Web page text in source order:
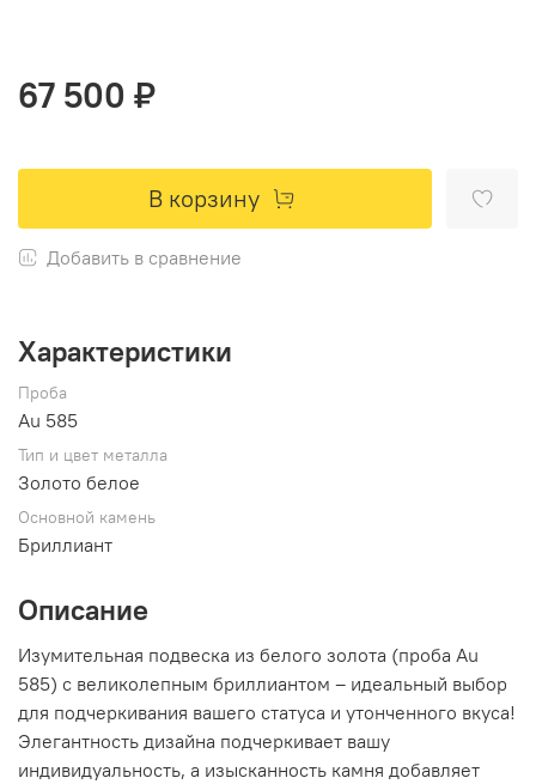
67 500 ₽
В корзину
Добавить в сравнение
Характеристики
Проба
Au 585
Тип и цвет металла
Золото белое
Основной камень
Бриллиант
Описание
Изумительная подвеска из белого золота (проба Au
585) с великолепным бриллиантом – идеальный выбор
для подчеркивания вашего статуса и утонченного вкуса!
Элегантность дизайна подчеркивает вашу
индивидуальность, а изысканность камня добавляет